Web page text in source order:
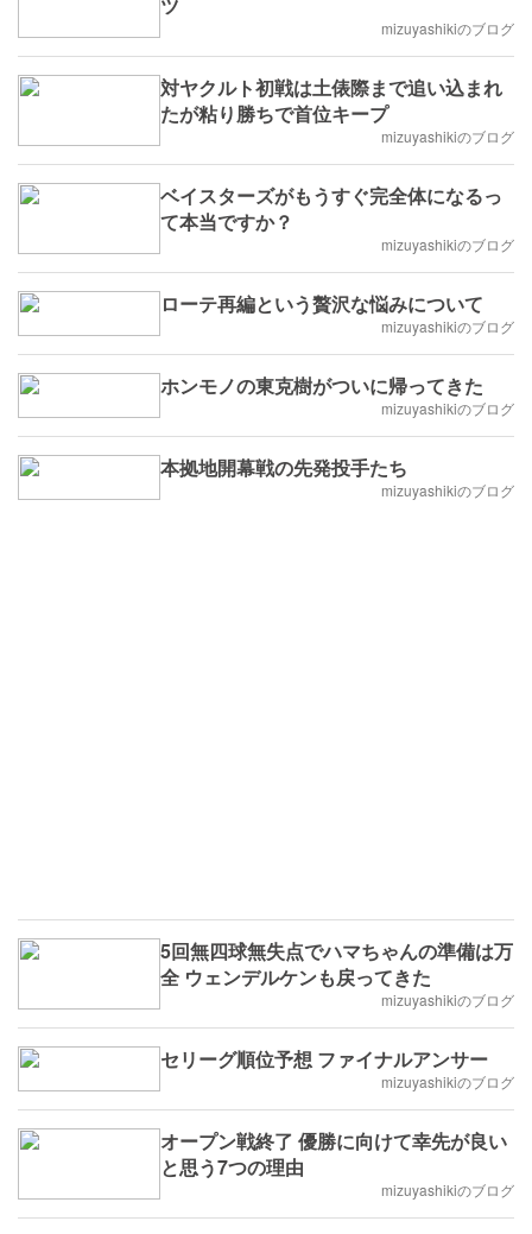
mizuyashikiのブログ
対ヤクルト初戦は土俵際まで追い込まれ
たが粘り勝ちで首位キープ
mizuyashikiのブログ
ベイスターズがもうすぐ完全体になるっ
て本当ですか？
mizuyashikiのブログ
ローテ再編という贅沢な悩みについて
mizuyashikiのブログ
ホンモノの東克樹がついに帰ってきた
mizuyashikiのブログ
本拠地開幕戦の先発投手たち
mizuyashikiのブログ
5回無四球無失点でハマちゃんの準備は万
全 ウェンデルケンも戻ってきた
mizuyashikiのブログ
セリーグ順位予想 ファイナルアンサー
mizuyashikiのブログ
オープン戦終了 優勝に向けて幸先が良い
と思う7つの理由
mizuyashikiのブログ